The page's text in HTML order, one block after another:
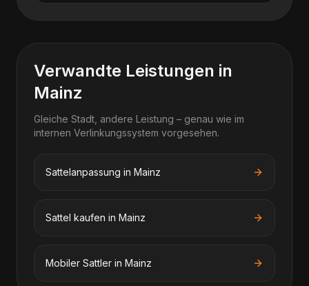
Verwandte Leistungen in
Mainz
Gleiche Stadt, andere Leistung – genau wie im
internen Verlinkungssystem vorgesehen.
Sattelanpassung in Mainz
Sattel kaufen in Mainz
Mobiler Sattler in Mainz